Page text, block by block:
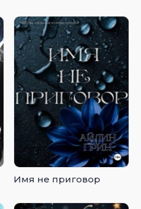
Имя не приговор